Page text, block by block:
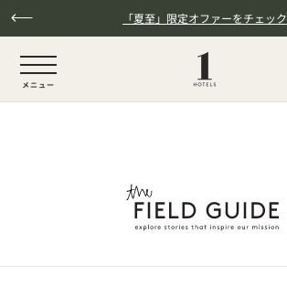
本文へスキップ 「夏至」限定オファーをチェック
NaN / 6
メニュー